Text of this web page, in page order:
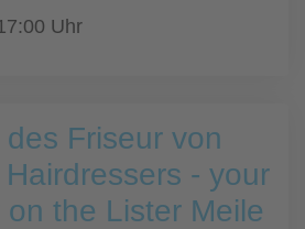
Uhr
Friseur von
- your
on the Lister Meile